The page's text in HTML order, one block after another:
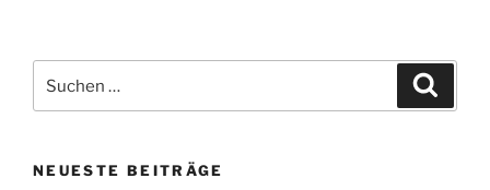
nach:
NEUESTE BEITRÄGE